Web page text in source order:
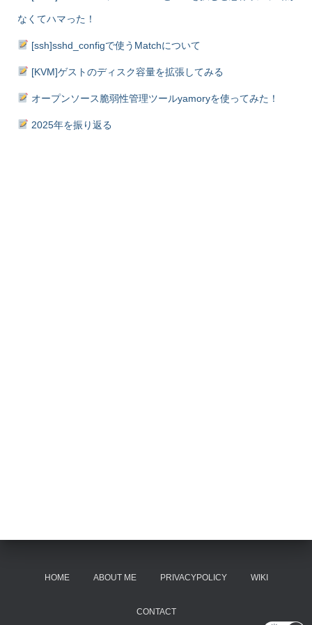
なくてハマった！
[ssh]sshd_configで使うMatchについて
[KVM]ゲストのディスク容量を拡張してみる
オープンソース脆弱性管理ツールyamoryを使ってみた！
2025年を振り返る
HOME ABOUT ME PRIVACYPOLICY WIKI
CONTACT